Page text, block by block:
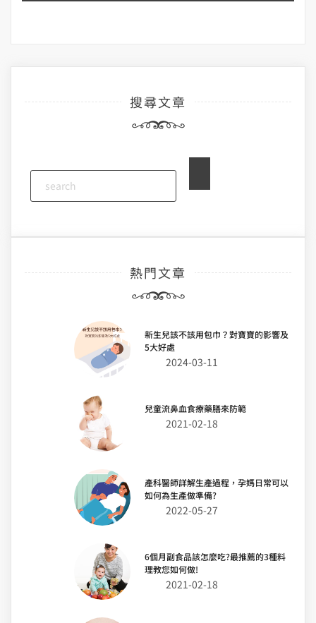
搜尋文章
熱門文章
新生兒該不該用包巾？對寶寶的影響及
5大好處
2024-03-11
兒童流鼻血食療藥膳來防範
2021-02-18
產科醫師詳解生產過程，孕媽日常可以
如何為生產做準備?
2022-05-27
6個月副食品該怎麼吃?最推薦的3種料
理教您如何做!
2021-02-18